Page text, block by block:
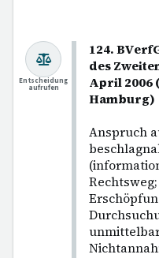
124.
des
April 2006
Hamburg)
Anspruch
Entscheidung
aufrufen